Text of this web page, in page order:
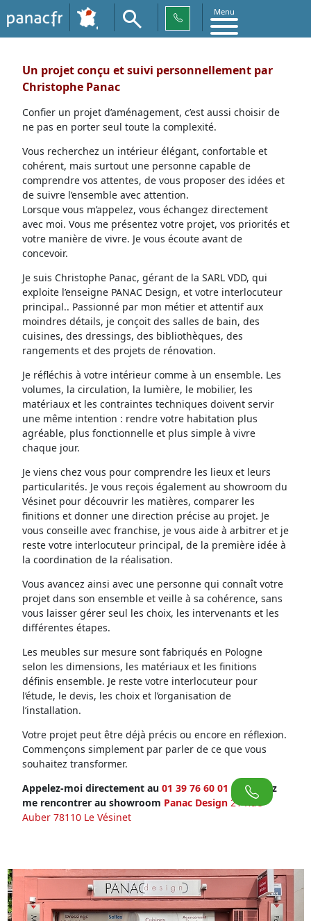
Menu
Un projet conçu et suivi personnellement par
Christophe Panac
Confier un projet d’aménagement, c’est aussi choisir de
ne pas en porter seul toute la complexité.
Vous recherchez un intérieur élégant, confortable et
cohérent, mais surtout une personne capable de
comprendre vos attentes, de vous proposer des idées et
de suivre l’ensemble avec attention.
Lorsque vous m’appelez, vous échangez directement
avec moi. Vous me présentez votre projet, vos priorités et
votre manière de vivre. Je vous écoute avant de
concevoir.
Je suis Christophe Panac, gérant de la SARL VDD, qui
exploite l’enseigne PANAC Design, et votre interlocuteur
principal.. Passionné par mon métier et attentif aux
moindres détails, je conçoit des salles de bain, des
cuisines, des dressings, des bibliothèques, des
rangements et des projets de rénovation.
Je réfléchis à votre intérieur comme à un ensemble. Les
volumes, la circulation, la lumière, le mobilier, les
matériaux et les contraintes techniques doivent servir
une même intention : rendre votre habitation plus
agréable, plus fonctionnelle et plus simple à vivre
chaque jour.
Je viens chez vous pour comprendre les lieux et leurs
particularités. Je vous reçois également au showroom du
Vésinet pour découvrir les matières, comparer les
finitions et donner une direction précise au projet. Je
vous conseille avec franchise, je vous aide à arbitrer et je
reste votre interlocuteur principal, de la première idée à
la coordination de la réalisation.
Vous avancez ainsi avec une personne qui connaît votre
projet dans son ensemble et veille à sa cohérence, sans
vous laisser gérer seul les choix, les intervenants et les
différentes étapes.
Les meubles sur mesure sont fabriqués en Pologne
selon les dimensions, les matériaux et les finitions
définis ensemble. Je reste votre interlocuteur pour
l’étude, le devis, les choix et l’organisation de
l’installation.
Votre projet peut être déjà précis ou encore en réflexion.
Commençons simplement par parler de ce que vous
souhaitez transformer.
Appelez-moi directement au 01 39 76 60 01 ou venez
me rencontrer au showroom Panac Design 21 Rue
Auber 78110 Le Vésinet